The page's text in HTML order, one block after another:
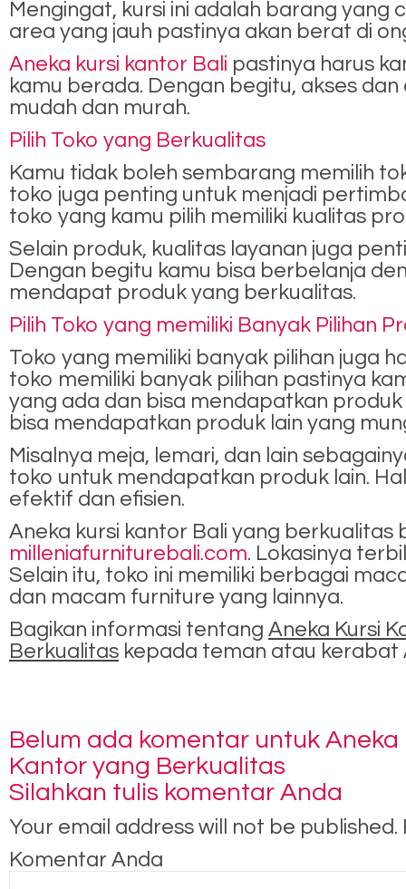
Mengingat, kursi ini adalah barang yang
area yang jauh pastinya akan berat di
Aneka kursi kantor Bali pastinya harus
kamu berada. Dengan begitu, akses
mudah dan murah.
Pilih Toko yang Berkualitas
Kamu tidak boleh sembarang memilih
toko juga penting untuk menjadi
toko yang kamu pilih memiliki kualitas
Selain produk, kualitas layanan juga
Dengan begitu kamu bisa berbelanja
mendapat produk yang berkualitas.
Pilih Toko yang memiliki Banyak Pilihan
Toko yang memiliki banyak pilihan juga
toko memiliki banyak pilihan pastinya
yang ada dan bisa mendapatkan
bisa mendapatkan produk lain yang
Misalnya meja, lemari, dan lain
toko untuk mendapatkan produk lain.
efektif dan efisien.
Aneka kursi kantor Bali yang berkualitas
milleniafurniturebali.com. Lokasinya
Selain itu, toko ini memiliki berbagai
dan macam furniture yang lainnya.
Bagikan informasi tentang Aneka Kursi
Berkualitas kepada teman atau kerabat
Belum ada komentar untuk Aneka
Kantor yang Berkualitas
Silahkan tulis komentar Anda
Your email address will not be published.
Komentar Anda